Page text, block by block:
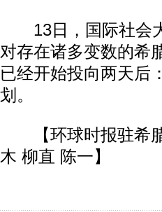
13日，国际社会大
对存在诸多变数的希
已经开始投向两天后
划。
【环球时报驻希腊
木 柳直 陈一】